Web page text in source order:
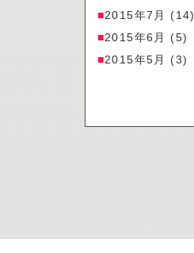
2015年7月
(14)
2015年6月
(5)
2015年5月
(3)